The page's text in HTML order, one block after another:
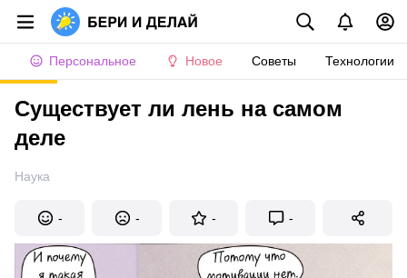
Персональное Новое Советы Технологии
Существует ли лень на самом
деле
Наука
- - - -